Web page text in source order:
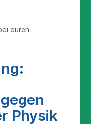
euren
Physik